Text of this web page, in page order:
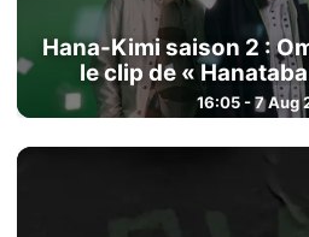
Hana-Kimi saison 2 :
le clip de «
16:05 - 7 Aug